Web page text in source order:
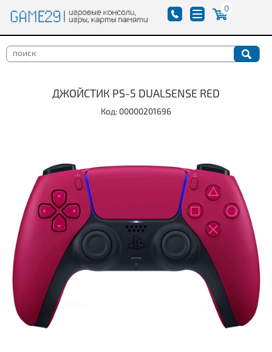
0
ДЖОЙСТИК PS-5 DUALSENSE RED
Код: 00000201696